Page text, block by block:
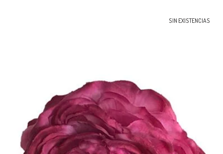
SIN EXISTENCIAS